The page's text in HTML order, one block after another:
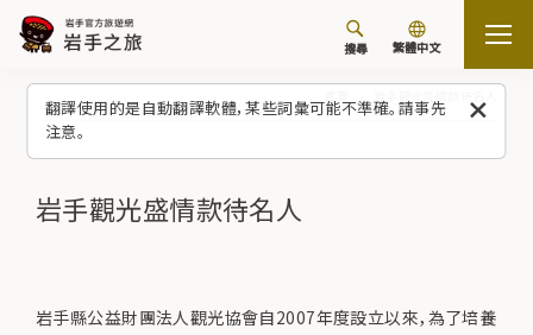
翻譯使用的是自動翻譯軟體，某些詞彙可能不準確。請事先
注意。
搜尋 繁體中文
岩手觀光盛情款待名人
岩手縣公益財團法人觀光協會自2007年度設立以來，為了培養